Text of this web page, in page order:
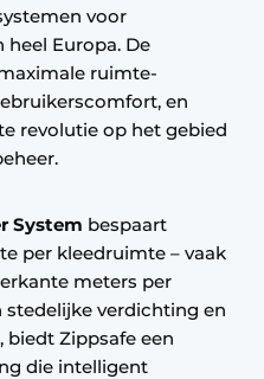
voor
Europa. De
ruimte-
en
revolutie op het gebied
System bespaart
per kleedruimte – vaak
meters per
verdichting en
Zippsafe een
die intelligent